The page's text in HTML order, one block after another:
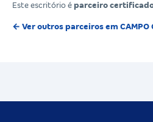
Este escritório é parceiro certificado
← Ver outros parceiros em CAMPO